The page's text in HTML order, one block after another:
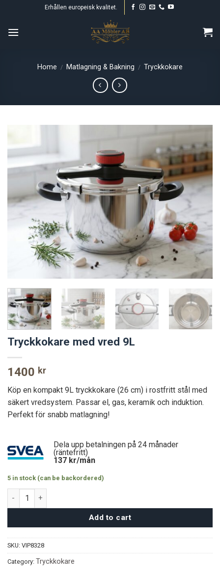
content
Erhållen europeisk kvalitet.
Home / Matlagning & Bakning / Tryckkokare
Tryckkokare med vred 9L
1400 kr
Köp en kompakt 9L tryckkokare (26 cm) i rostfritt stål med
säkert vredsystem. Passar el, gas, keramik och induktion.
Perfekt för snabb matlagning!
Dela upp betalningen på 24 månader
(räntefritt)
137 kr/mån
5 in stock (can be backordered)
Tryckkokare med vred 9L quantity
Add to cart
SKU: VIP8328
Category: Tryckkokare